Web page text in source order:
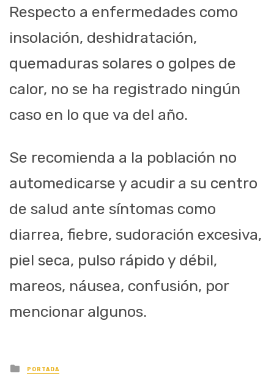
Respecto a enfermedades como
insolación, deshidratación,
quemaduras solares o golpes de
calor, no se ha registrado ningún
caso en lo que va del año.
Se recomienda a la población no
automedicarse y acudir a su centro
de salud ante síntomas como
diarrea, fiebre, sudoración excesiva,
piel seca, pulso rápido y débil,
mareos, náusea, confusión, por
mencionar algunos.
Posted
in
PORTADA